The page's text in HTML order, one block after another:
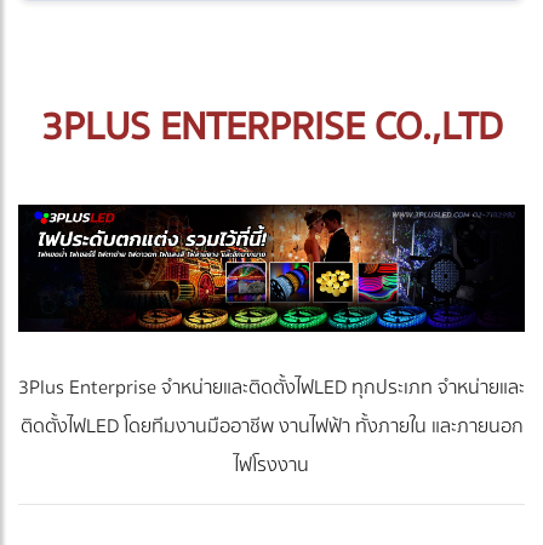
3PLUS ENTERPRISE CO.,LTD
3Plus Enterprise จำหน่ายและติดตั้งไฟLED ทุกประเภท จำหน่ายและ
ติดตั้งไฟLED โดยทีมงานมืออาชีพ งานไฟฟ้า ทั้งภายใน และภายนอก
ไฟโรงงาน